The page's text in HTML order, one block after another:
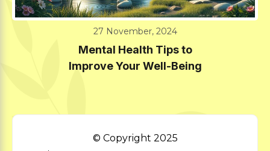
27 November, 2024
Mental Health Tips to
Improve Your Well-Being
© Copyright 2025